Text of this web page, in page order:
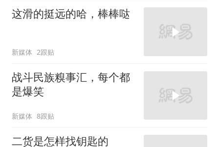
这滑的挺远的哈，棒棒哒
新媒体 2跟贴
战斗民族糗事汇，每个都
是爆笑
新媒体 8跟贴
二货是怎样找钥匙的